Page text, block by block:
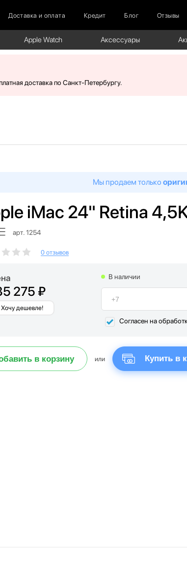
Доставка и оплата Кредит Блог Отзывы
Apple Watch Аксессуары
доставка по Санкт-Петербургу.
Мы продаем только
iMac 24" Retina
арт. 1254
0 отзывов
275 ₽
Хочу дешевле!
В наличии
Согласен на
в корзину или Купить в